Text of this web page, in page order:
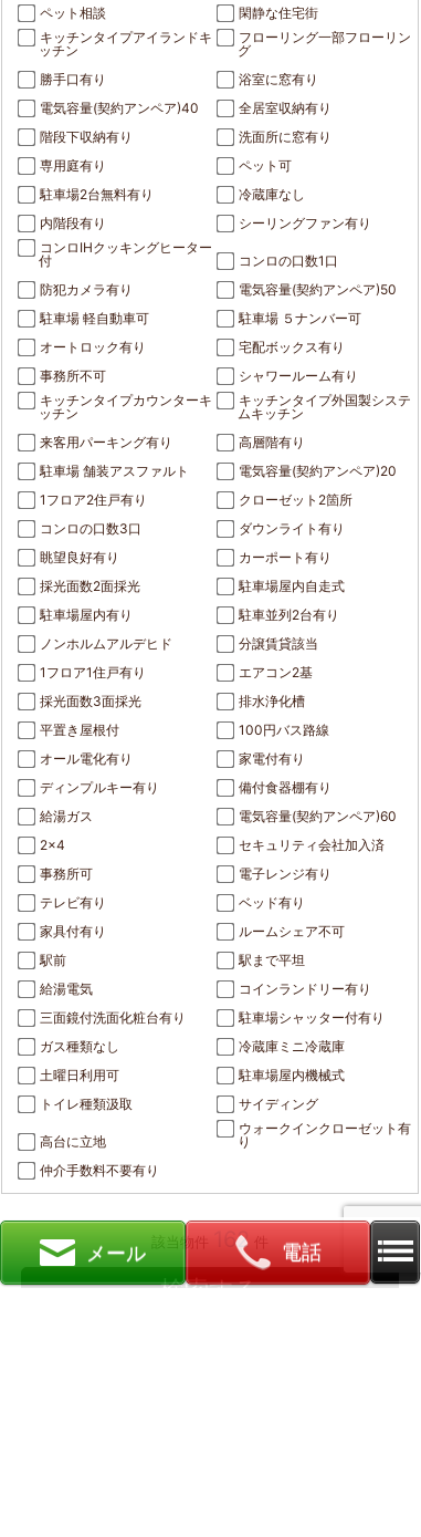
メール 電話
ペット相談
閑静な住宅街
キッチンタイプアイランドキ
ッチン
フローリング一部フローリン
グ
勝手口有り
浴室に窓有り
電気容量(契約アンペア)40
全居室収納有り
階段下収納有り
洗面所に窓有り
専用庭有り
ペット可
駐車場2台無料有り
冷蔵庫なし
内階段有り
シーリングファン有り
コンロIHクッキングヒーター
付
コンロの口数1口
防犯カメラ有り
電気容量(契約アンペア)50
駐車場 軽自動車可
駐車場 ５ナンバー可
オートロック有り
宅配ボックス有り
事務所不可
シャワールーム有り
キッチンタイプカウンターキ
ッチン
キッチンタイプ外国製システ
ムキッチン
来客用パーキング有り
高層階有り
駐車場 舗装アスファルト
電気容量(契約アンペア)20
1フロア2住戸有り
クローゼット2箇所
コンロの口数3口
ダウンライト有り
眺望良好有り
カーポート有り
採光面数2面採光
駐車場屋内自走式
駐車場屋内有り
駐車並列2台有り
ノンホルムアルデヒド
分譲賃貸該当
1フロア1住戸有り
エアコン2基
採光面数3面採光
排水浄化槽
平置き屋根付
100円バス路線
オール電化有り
家電付有り
ディンプルキー有り
備付食器棚有り
給湯ガス
電気容量(契約アンペア)60
2x4
セキュリティ会社加入済
事務所可
電子レンジ有り
テレビ有り
ベッド有り
家具付有り
ルームシェア不可
駅前
駅まで平坦
給湯電気
コインランドリー有り
三面鏡付洗面化粧台有り
駐車場シャッター付有り
ガス種類なし
冷蔵庫ミニ冷蔵庫
土曜日利用可
駐車場屋内機械式
トイレ種類汲取
サイディング
高台に立地
ウォークインクローゼット有
り
仲介手数料不要有り
該当物件 162 件